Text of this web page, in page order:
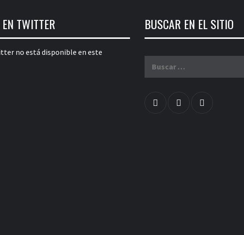
TWITTER
no está disponible en este
BUSCAR EN EL SITIO
facebooktwitter